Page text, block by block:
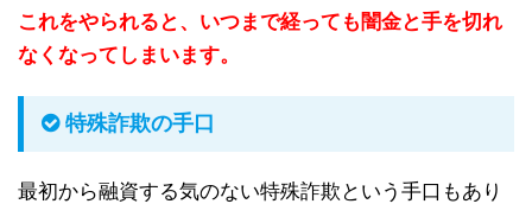
これをやられると、いつまで経っても闇金と手を切れ
なくなってしまいます。
特殊詐欺の手口
最初から融資する気のない特殊詐欺という手口もあり